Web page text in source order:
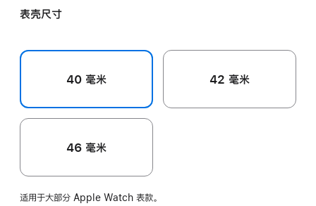
蓝
表壳尺寸
40 毫米 42 毫米
46 毫米
适用于大部分 Apple Watch 表款。